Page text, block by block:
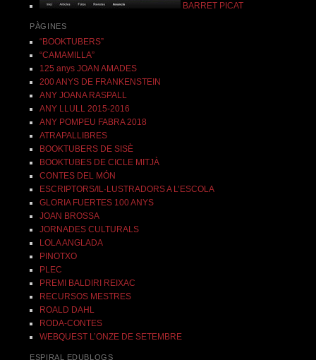
BARRET PICAT
PÀGINES
“BOOKTUBERS”
“CAMAMILLA”
125 anys JOAN AMADES
200 ANYS DE FRANKENSTEIN
ANY JOANA RASPALL
ANY LLULL 2015-2016
ANY POMPEU FABRA 2018
ATRAPALLIBRES
BOOKTUBERS DE SISÈ
BOOKTUBES DE CICLE MITJÀ
CONTES DEL MÓN
ESCRIPTORS/IL·LUSTRADORS A L’ESCOLA
GLORIA FUERTES 100 ANYS
JOAN BROSSA
JORNADES CULTURALS
LOLA ANGLADA
PINOTXO
PLEC
PREMI BALDIRI REIXAC
RECURSOS MESTRES
ROALD DAHL
RODA-CONTES
WEBQUEST L’ONZE DE SETEMBRE
ESPIRAL EDUBLOGS